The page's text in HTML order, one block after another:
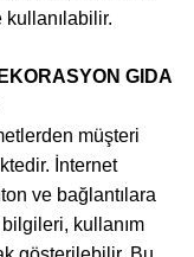
GIDA
müşteri
İnternet
ve bağlantılara
kullanım